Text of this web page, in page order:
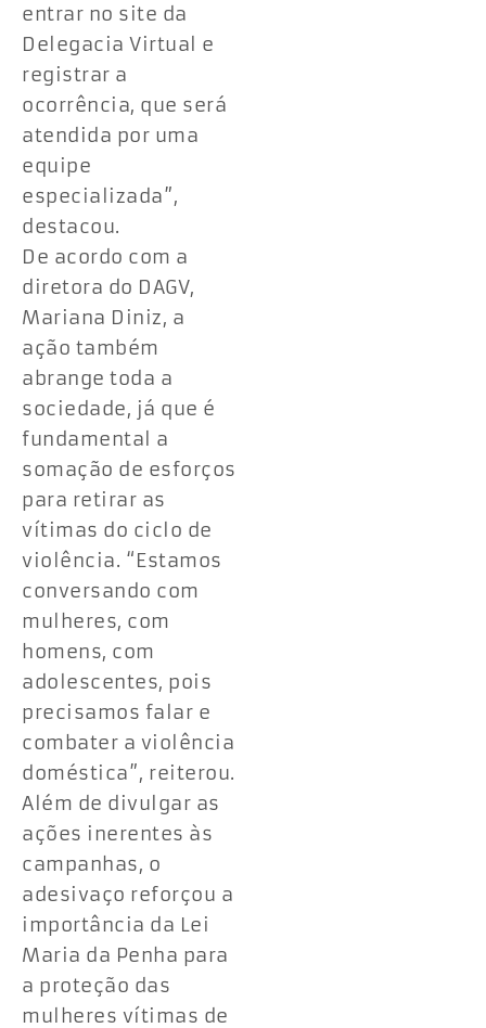
entrar no site da
Delegacia Virtual e
registrar a
ocorrência, que será
atendida por uma
equipe
especializada”,
destacou.
De acordo com a
diretora do DAGV,
Mariana Diniz, a
ação também
abrange toda a
sociedade, já que é
fundamental a
somação de esforços
para retirar as
vítimas do ciclo de
violência. “Estamos
conversando com
mulheres, com
homens, com
adolescentes, pois
precisamos falar e
combater a violência
doméstica”, reiterou.
Além de divulgar as
ações inerentes às
campanhas, o
adesivaço reforçou a
importância da Lei
Maria da Penha para
a proteção das
mulheres vítimas de